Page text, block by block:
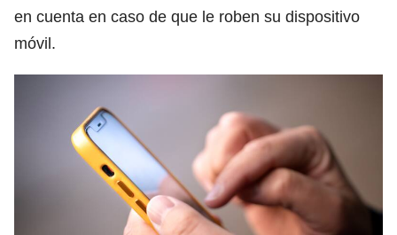
en cuenta en caso de que le roben su dispositivo
móvil.